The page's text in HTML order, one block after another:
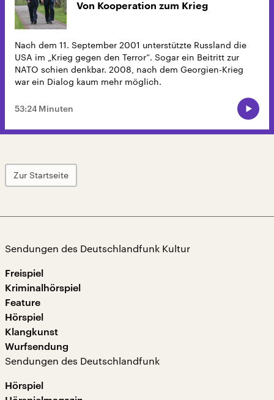
Von Kooperation zum Krieg
Nach dem 11. September 2001 unterstützte Russland die
USA im „Krieg gegen den Terror“. Sogar ein Beitritt zur
NATO schien denkbar. 2008, nach dem Georgien-Krieg
war ein Dialog kaum mehr möglich.
53:24 Minuten
Zur Startseite
Sendungen des Deutschlandfunk Kultur
Freispiel
Kriminalhörspiel
Feature
Hörspiel
Klangkunst
Wurfsendung
Sendungen des Deutschlandfunk
Hörspiel